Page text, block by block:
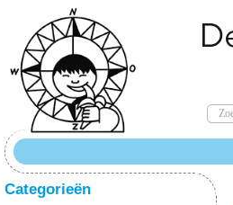
Categorieën